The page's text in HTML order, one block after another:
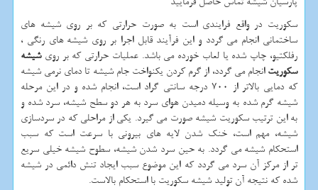
سکوریت در واقع فرایندی است به صورت حرارتی که بر روی شیشه های
ساختمانی انجام می گردد و این فرآیند قابل اجرا بر روی شیشه های رنگی ،
رفلکتیو، چاپ شده یا لعاب خورده می باشد. عملیات حرارتی که بر رویشیشه
سکوریتانجام می گردد، از گرم کردن یکنواخت جام شیشه تا دمای نرمی شیشه
که دمایی بالاتر از 700 درجه سانتی گراد است، انجام شده و در این مرحله
شیشه گرم شده به وسیله دمیدن هوای سرد به هر دو سطح شیشه، سرد شده و
به این ترتیب سکوریت شیشه صورت می گیرد. یکی از مراحلی که در سردسازی
شیشه، مهم است، خنک شدن لایه های بیرونی با سرعت است که سبب
استحکام شیشه می گردد. به حین سرد شدن شیشه، سطوح شیشه خیلی سریع
تر از مرکز آن سرد می گردد که این موضوع سبب ایجاد تنش دائمی در شیشه
شده که نتیجه آن تولید شیشه سکوریت با استحکام بالاست.